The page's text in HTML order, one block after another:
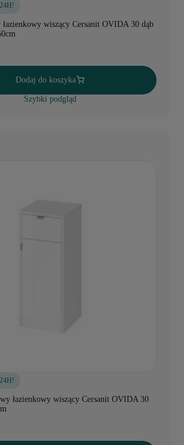
24H!
łazienkowy wiszący Cersanit OVIDA 30 dąb
Dodaj do koszyka
Szybki podgląd
24H!
łazienkowy wiszący Cersanit OVIDA 30